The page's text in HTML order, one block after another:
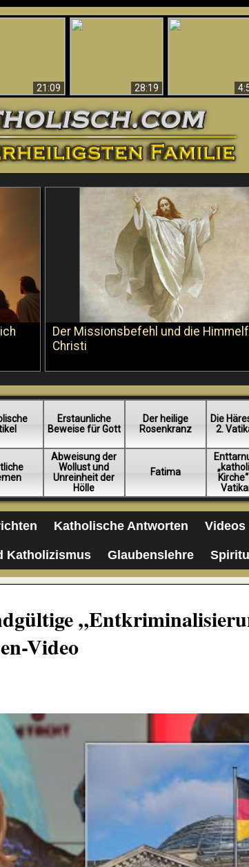
21:09
28:19
Der Missionsbefehl und die
Christi
Erstaunliche
Beweise für Gott
Der heilige
Rosenkranz
Die
2.
Abweisung der
Wollust und
Unreinheit der
Hölle
Fatima
Katholische Antworten Videos
Katholizismus Glaubenslehre
Video